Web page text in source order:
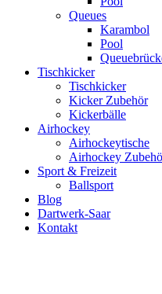
Queues
Karambol
Pool
Tischkicker
Tischkicker
Kicker Zubehör
Kickerbälle
Airhockey
Airhockeytische
Airhockey
Sport & Freizeit
Ballsport
Blog
Dartwerk-Saar
Kontakt